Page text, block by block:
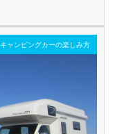
年末年始営業
キャンピングカーの楽しみ方